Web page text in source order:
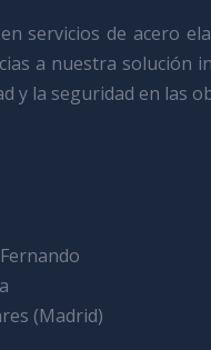
servicios de acero
a nuestra solución
y la seguridad en las
(Madrid)